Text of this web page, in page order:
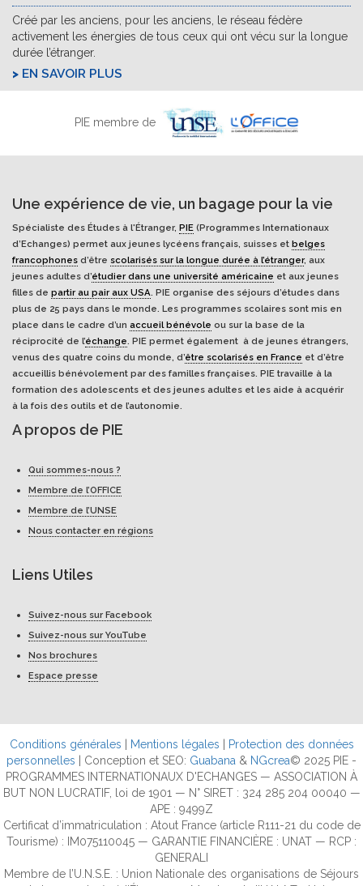
Créé par les anciens, pour les anciens, le réseau fédère
activement les énergies de tous ceux qui ont vécu sur la longue
durée l’étranger.
EN SAVOIR PLUS
PIE membre de
Une expérience de vie, un bagage pour la vie
Spécialiste des Études à l'Étranger, PIE (Programmes Internationaux
d’Echanges) permet aux jeunes lycéens français, suisses et belges
francophones d’être scolarisés sur la longue durée à l’étranger, aux
jeunes adultes d’étudier dans une université américaine et aux jeunes
filles de partir au pair aux USA. PIE organise des séjours d’études dans
plus de 25 pays dans le monde. Les programmes scolaires sont mis en
place dans le cadre d’un accueil bénévole ou sur la base de la
réciprocité de l’échange. PIE permet également à de jeunes étrangers,
venus des quatre coins du monde, d’être scolarisés en France et d’être
accueillis bénévolement par des familles françaises. PIE travaille à la
formation des adolescents et des jeunes adultes et les aide à acquérir
à la fois des outils et de l’autonomie.
A propos de PIE
Qui sommes-nous ?
Membre de l’OFFICE
Membre de l’UNSE
Nous contacter en régions
Liens Utiles
Suivez-nous sur Facebook
Suivez-nous sur YouTube
Nos brochures
Espace presse
Conditions générales Mentions légales
Protection des données
personnelles | Conception et SEO: Guabana & NGcrea© 2025 PIE -
PROGRAMMES INTERNATIONAUX D'ECHANGES — ASSOCIATION À
BUT NON LUCRATIF, loi de 1901 — N° SIRET : 324 285 204 00040 —
APE : 9499Z
Certificat d’immatriculation : Atout France (article R111-21 du code de
Tourisme) : IM075110045 — GARANTIE FINANCIÈRE : UNAT — RCP :
GENERALI
Membre de l’U.N.S.E. : Union Nationale des organisations de Séjours